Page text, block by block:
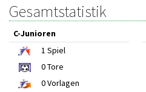
Gesamtstatistik
C-Junioren
1 Spiel
0Tore
0Vorlagen